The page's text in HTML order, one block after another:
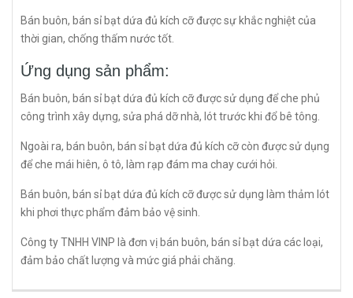
Bán buôn, bán sỉ bạt dứa đủ kích cỡ được sự khắc nghiệt của
thời gian, chống thấm nước tốt.
Ứng dụng sản phẩm:
Bán buôn, bán sỉ bạt dứa đủ kích cỡ được sử dụng để che phủ
công trình xây dựng, sửa phá dỡ nhà, lót trước khi đổ bê tông.
Ngoài ra, bán buôn, bán sỉ bạt dứa đủ kích cỡ còn được sử dụng
để che mái hiên, ô tô, làm rạp đám ma chay cưới hỏi.
Bán buôn, bán sỉ bạt dứa đủ kích cỡ được sử dụng làm thảm lót
khi phơi thực phẩm đảm bảo vệ sinh.
Công ty TNHH VINP là đơn vị bán buôn, bán sỉ bạt dứa các loại,
đảm bảo chất lượng và mức giá phải chăng.